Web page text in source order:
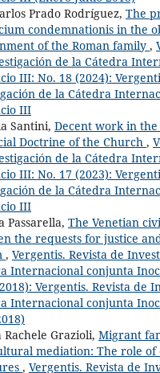
Prado Rodríguez, The
condemnationis in the
of the Roman family ,
de la Cátedra
III: No. 18 (2024):
de la Cátedra
III
Santini, Decent work in
Doctrine of the Church ,
de la Cátedra
III: No. 17 (2023):
de la Cátedra
III
Passarella, The Venetian
the requests for justice
, Vergentis. Revista de
Internacional conjunta
Vergentis. Revista de
Internacional conjunta
Rachele Grazioli, Migrant
mediation: The role of
, Vergentis. Revista de